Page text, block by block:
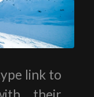
link to